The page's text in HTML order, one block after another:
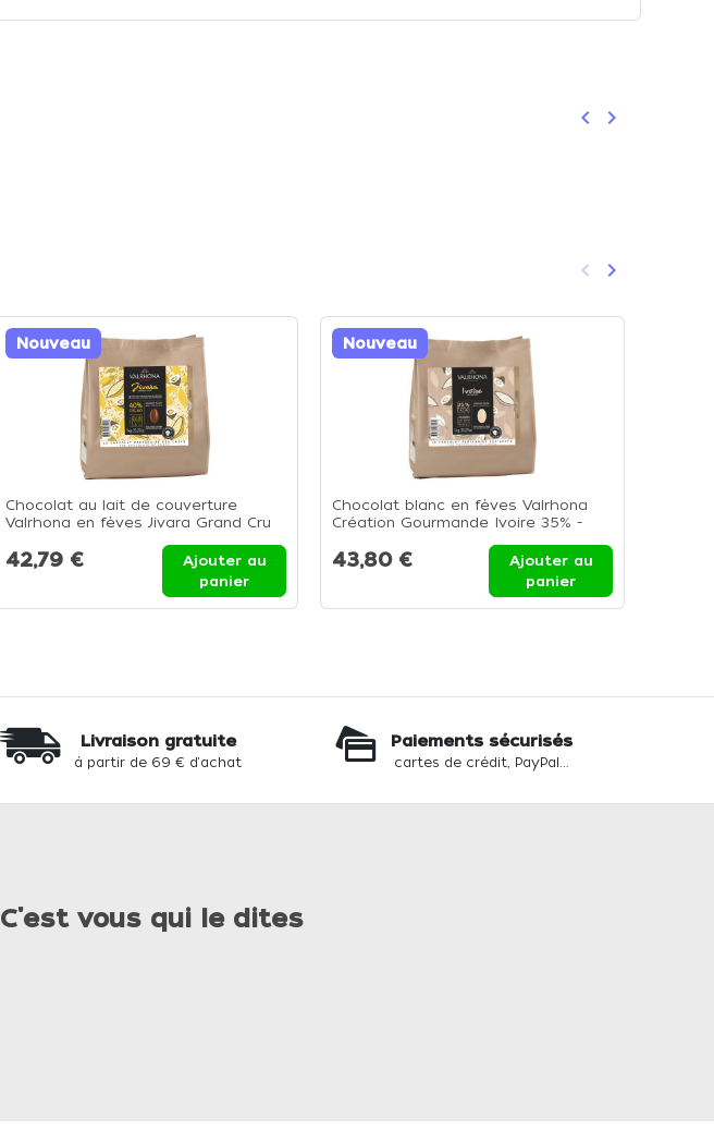
Précédent
keyboard_arrow_left Suivant
keyboard_arrow_right
Précédent
keyboard_arrow_left Suivant
keyboard_arrow_right
Nouveau
Chocolat au lait de couverture
Valrhona en fèves Jivara Grand Cru
42,79 €
Ajouter au
panier
Nouveau
Chocolat blanc en fèves Valrhona
Création Gourmande Ivoire 35% -
43,80 €
Ajouter au
panier
Livraison gratuite
à partir de 69 € d'achat
Paiements sécurisés
cartes de crédit, PayPal...
C'est vous qui le dites